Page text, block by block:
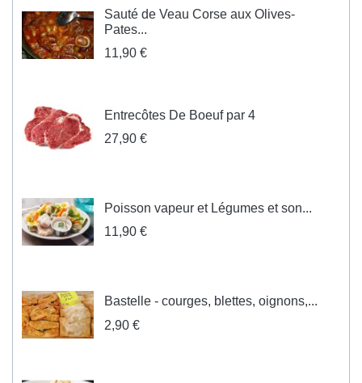
Sauté de Veau Corse aux Olives-
Pates...
11,90 €
Entrecôtes De Boeuf par 4
27,90 €
Poisson vapeur et Légumes et son...
11,90 €
Bastelle - courges, blettes, oignons,...
2,90 €